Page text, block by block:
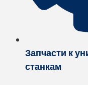
Запчасти к
станкам